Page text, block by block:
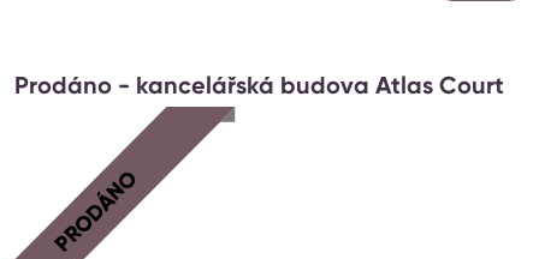
Prodáno - kancelářská budova Atlas Court
PRODÁNO